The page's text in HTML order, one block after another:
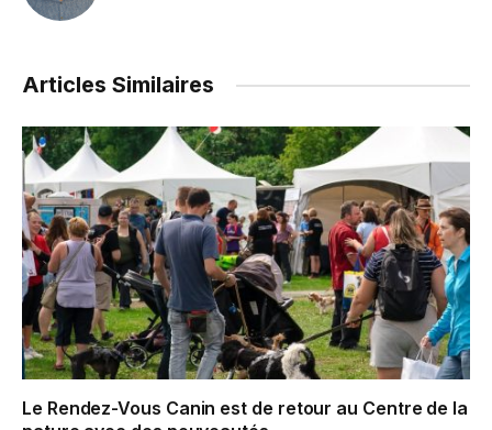
Articles Similaires
Le Rendez-Vous Canin est de retour au Centre de la